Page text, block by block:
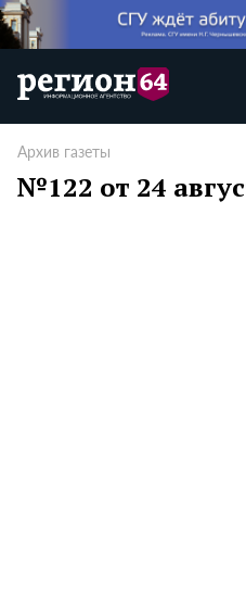
Архив газеты
№122 от 24